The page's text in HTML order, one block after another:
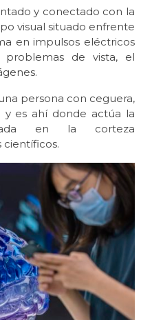
y conectado con la
visual situado enfrente
en impulsos eléctricos
de vista, el
persona con ceguera,
y es ahí donde actúa la
en la corteza
científicos.